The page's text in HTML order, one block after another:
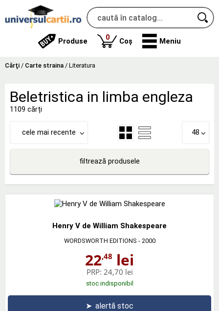
Produse 0produse
Coș Meniu
Cărţi / Carte straina / Literatura
Beletristica in limba engleza
1109 cărți
cele mai recente 48
filtrează produsele
Henry V de William Shakespeare
WORDSWORTH EDITIONS - 2000
22,48 lei
PRP: 24,70 lei
stoc indisponibil
➤ alertă stoc